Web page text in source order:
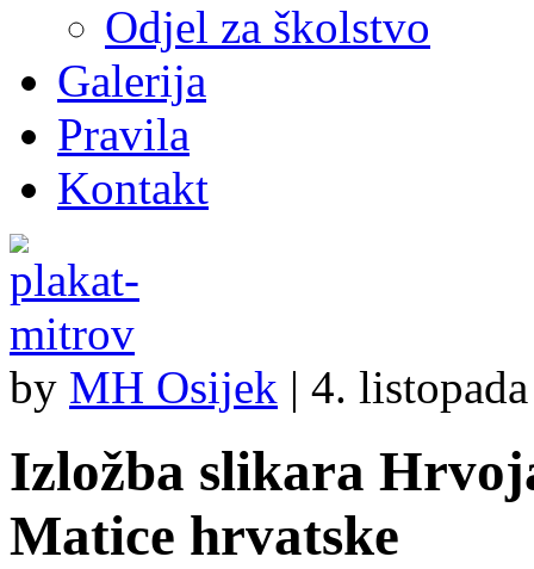
Odjel za školstvo
Galerija
Pravila
Kontakt
by MH Osijek | 4.
Izložba slikara
Matice hrvatske